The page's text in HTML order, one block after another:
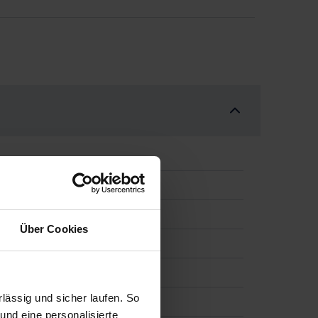
Über Cookies
und sicher laufen. So
eine personalisierte